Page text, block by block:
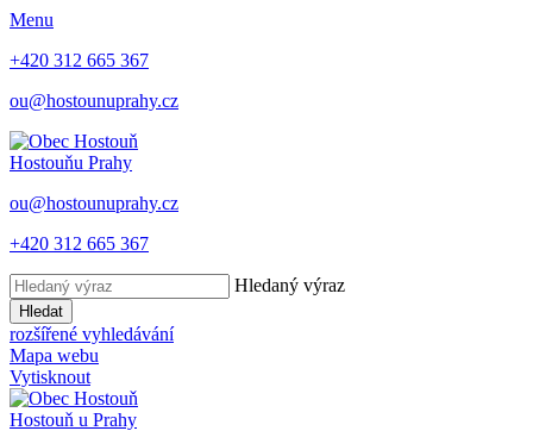
Menu
+420 312 665 367
ou@hostounuprahy.cz
Hostouňu Prahy
ou@hostounuprahy.cz
+420 312 665 367
Hledaný výraz
Hledat
rozšířené vyhledávání
Mapa webu
Vytisknout
Hostouň u Prahy